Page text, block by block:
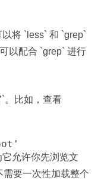
将 `less` 和 `grep`
以配合 `grep` 进行
。比如，查看
允许你先浏览文
要一次性加载整个